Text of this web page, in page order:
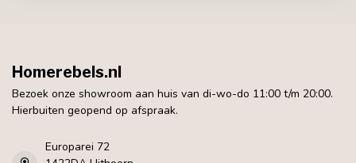
Homerebels.nl
Bezoek onze showroom aan huis van di-wo-do 11:00 t/m 20:00.
Hierbuiten geopend op afspraak.
Europarei 72